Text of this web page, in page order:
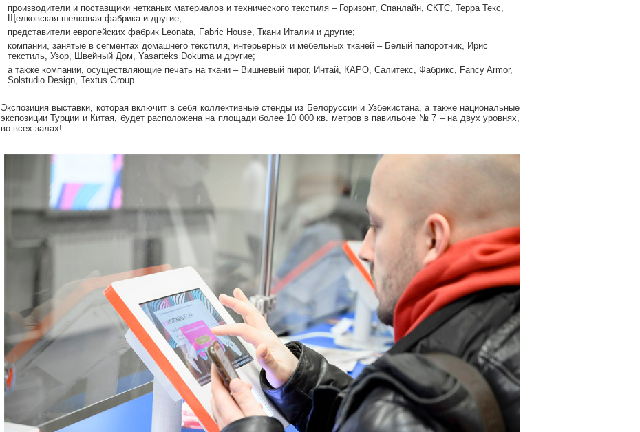
производители и поставщики нетканых материалов и технического текстиля – Горизонт, Спанлайн, СКТС, Терра Текс,
Щелковская шелковая фабрика и другие;
представители европейских фабрик Leonata, Fabric House, Ткани Италии и другие;
компании, занятые в сегментах домашнего текстиля, интерьерных и мебельных тканей – Белый папоротник, Ирис
текстиль, Узор, Швейный Дом, Yasarteks Dokuma и другие;
а также компании, осуществляющие печать на ткани – Вишневый пирог, Интай, КАРО, Салитекс, Фабрикс, Fancy Armor,
Solstudio Design, Textus Group.
Экспозиция выставки, которая включит в себя коллективные стенды из Белоруссии и Узбекистана, а также национальные
экспозиции Турции и Китая, будет расположена на площади более 10 000 кв. метров в павильоне № 7 – на двух уровнях,
во всех залах!